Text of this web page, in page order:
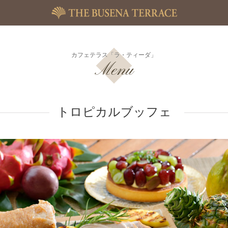
カフェテラス「ラ・ティーダ」
Menu
トロピカルブッフェ